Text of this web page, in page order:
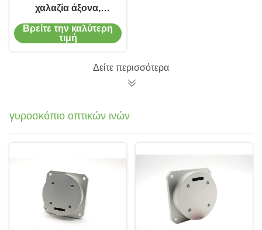
χαλαζία άξονα,
μετρητής δόνησης
κάμψης ελέγχου
Βρείτε την καλύτερη
τιμή
Δείτε περισσότερα
γυροσκόπιο οπτικών ινών